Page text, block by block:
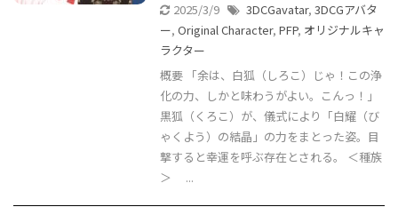
2025/3/9 3DCGavatar, 3DCGアバタ
ー, Original Character, PFP, オリジナルキャ
ラクター
概要 「余は、白狐（しろこ）じゃ！この浄
化の力、しかと味わうがよい。こんっ！」
黒狐（くろこ）が、儀式により「白耀（び
ゃくよう）の結晶」の力をまとった姿。目
撃すると幸運を呼ぶ存在とされる。 ＜種族
＞ ...